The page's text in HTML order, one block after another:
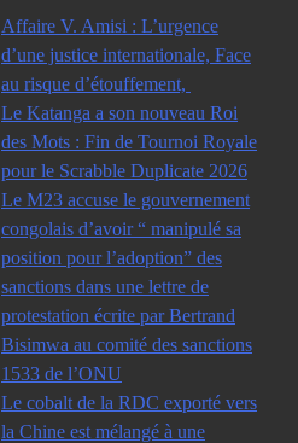
Affaire V. Amisi : L’urgence
d’une justice internationale, Face
au risque d’étouffement,
Le Katanga a son nouveau Roi
des Mots : Fin de Tournoi Royale
pour le Scrabble Duplicate 2026
Le M23 accuse le gouvernement
congolais d’avoir “ manipulé sa
position pour l’adoption” des
sanctions dans une lettre de
protestation écrite par Bertrand
Bisimwa au comité des sanctions
1533 de l’ONU
Le cobalt de la RDC exporté vers
la Chine est mélangé à une